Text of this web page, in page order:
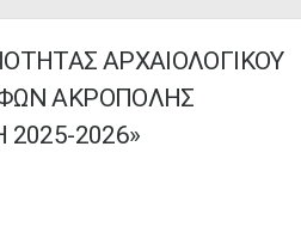
ΑΡΧΑΙΟΛΟΓΙΚΟΥ
ΑΚΡΟΠΟΛΗΣ
2026»